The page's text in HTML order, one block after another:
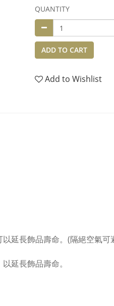
QUANTITY
ADD TO CART
Add to Wishlist
延長飾品壽命。(隔絕空氣可
延長飾品壽命。